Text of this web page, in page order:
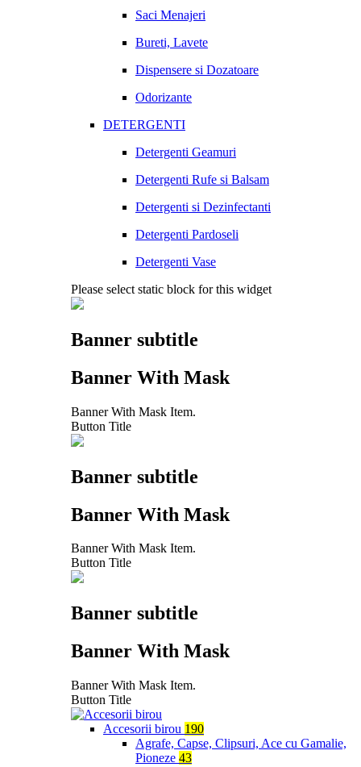
Saci Menajeri
Bureti, Lavete
Dispensere si Dozatoare
Odorizante
DETERGENTI
Detergenti Geamuri
Detergenti Rufe si Balsam
Detergenti si Dezinfectanti
Detergenti Pardoseli
Detergenti Vase
Please select static block for this widget
Banner subtitle
Banner With Mask
Banner With Mask Item.
Button Title
Banner subtitle
Banner With Mask
Banner With Mask Item.
Button Title
Banner subtitle
Banner With Mask
Banner With Mask Item.
Button Title
Accesorii birou 190
Agrafe, Capse, Clipsuri, Ace cu Gamalie,
Pioneze 43